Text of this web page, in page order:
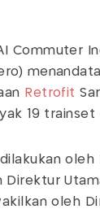
Commuter
Retrofit
19 trainset
Direktur
oleh